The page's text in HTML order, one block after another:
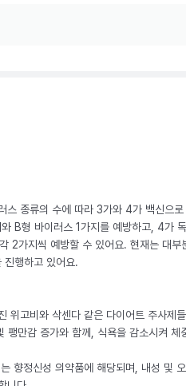
스 종류의 수에 따라 3가와 4가 백신으로
B형 바이러스 1가지를 예방하고, 4가
2가지씩 예방할 수 있어요. 현재는 대부
행하고 있어요.
위고비와 삭센다 같은 다이어트 주사제
팽만감 증가와 함께, 식욕을 감소시켜 체
향정신성 의약품에 해당되며, 내성 및